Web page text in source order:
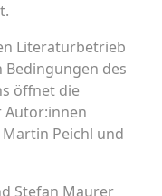
Literaturbetrieb
des
öffnet die
Autor:innen
Peichl und
Stefan Maurer